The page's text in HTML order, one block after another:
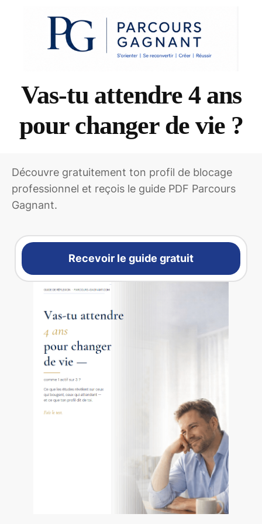
Vas-tu attendre 4 ans
pour changer de vie ?
Découvre gratuitement ton profil de blocage
professionnel et reçois le guide PDF Parcours
Gagnant.
Recevoir le guide gratuit